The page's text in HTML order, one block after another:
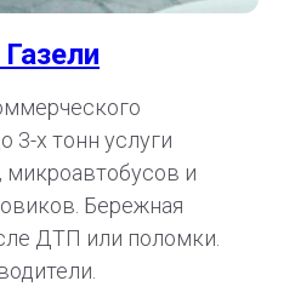
3-х тонн услуги
микроавтобусов и
Бережная
ДТП или поломки.